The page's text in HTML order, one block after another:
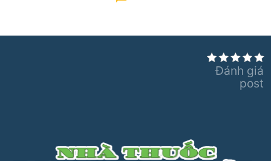
Đánh giá
post